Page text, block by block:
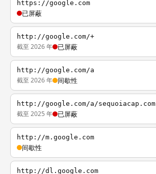
https://google.com
已屏蔽
http://google.com/+
截至 2026 年 已屏蔽
http://google.com/a
截至 2026 年 间歇性
http://google.com/a/sequoiacap.com
截至 2025 年 已屏蔽
http://m.google.com
间歇性
http://dl.google.com